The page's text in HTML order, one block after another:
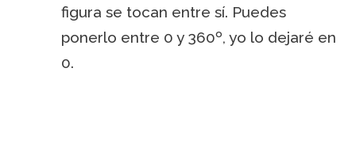
figura se tocan entre sí. Puedes
ponerlo entre 0 y 360º, yo lo dejaré en
0.